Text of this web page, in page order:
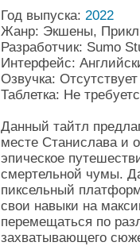
Год выпуска: 2022
Жанр: Экшены,
Разработчик: Sumo
Интерфейс:
Озвучка: Отсутствует
Таблетка: Не
Данный тайтл
месте Станислава и
эпическое
смертельной чумы.
пиксельный
свои навыки на
перемещаться по
захватывающего